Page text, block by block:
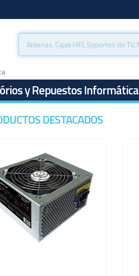
y Repuestos Informática
DESTACADOS